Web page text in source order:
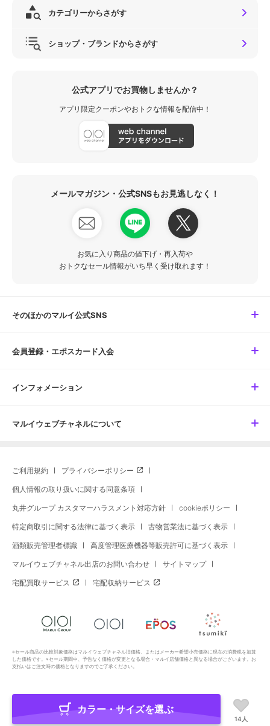
カテゴリーからさがす
ショップ・ブランドからさがす
公式アプリでお買物しませんか？
アプリ限定クーポンやおトクな情報を配信中！
メールマガジン・公式SNSもお見逃しなく！
お気に入り商品の値下げ・再入荷や
おトクなセール情報がいち早く受け取れます！
そのほかのマルイ公式SNS
会員登録・エポスカード入会
インフォメーション
マルイウェブチャネルについて
ご利用規約 プライバシーポリシー
個人情報の取り扱いに関する同意条項
丸井グループ カスタマーハラスメント対応方針 cookieポリシー
特定商取引に関する法律に基づく表示 古物営業法に基づく表示
酒類販売管理者標識 高度管理医療機器等販売許可に基づく表示
マルイウェブチャネル出店のお問い合わせ サイトマップ
宅配買取サービス 宅配収納サービス
※セール商品の比較対象価格はマルイウェブチャネル旧価格、またはメーカー希望小売価格に現在の消費税を加算
した価格です。※セール期間中、予告なく価格が変更となる場合・マルイ店舗価格と異なる場合がございます。お
支払いはご注文時の価格となりますのでご了承ください。
Copyright All Rights Reserved. MARUI Co., Ltd
カラー・サイズを選ぶ
14人